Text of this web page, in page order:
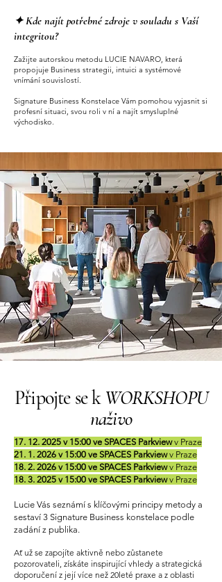
✦ Kde najít potřebné zdroje v souladu s Vaší
integritou?
Zažijte autorskou metodu LUCIE NAVARO, která
propojuje Business strategii, intuici a systémové
vnímání souvislostí.
Signature Business Konstelace Vám pomohou vyjasnit si
profesní situaci, svou roli v ní a najít smysluplné
východisko.
Připojte se k WORKSHOPU
naživo
17. 12. 2025 v 15:00 ve SPACES Parkviewv Praze
21. 1. 2026 v 15:00 ve SPACES Parkviewv Praze
18. 2. 2026 v 15:00 ve SPACES Parkviewv Praze
18. 3. 2025 v 15:00 ve SPACES Parkviewv Praze
Lucie Vás seznámí s klíčovými principy metody a
sestaví 3 Signature Business konstelace podle
zadání z publika.
Ať už se zapojíte aktivně nebo zůstanete
pozorovateli, získáte inspirující vhledy a strategická
doporučení z její více než 20leté praxe a z oblasti